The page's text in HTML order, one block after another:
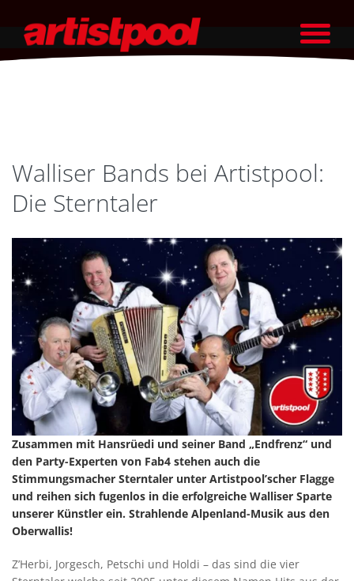
Walliser Bands bei Artistpool:
Die Sterntaler
Zusammen mit Hansrüedi und seiner Band „Endfrenz“ und
den Party-Experten von Fab4 stehen auch die
Stimmungsmacher Sterntaler unter Artistpool’scher Flagge
und reihen sich fugenlos in die erfolgreiche Walliser Sparte
unserer Künstler ein. Strahlende Alpenland-Musik aus den
Oberwallis!
Z’Herbi, Jorgesch, Petschi und Holdi – das sind die vier